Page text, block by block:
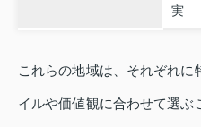
実
これらの地域は、それぞれに
イルや価値観に合わせて選ぶ